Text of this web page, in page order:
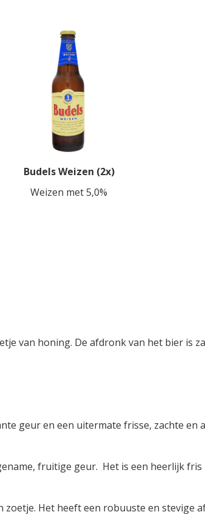
Budels Weizen (2x)
Weizen met 5,0%
van honing. De afdronk van het bier is
geur en een uitermate frisse, zachte en
fruitige geur. Het is een heerlijk
Het heeft een robuuste en stevige